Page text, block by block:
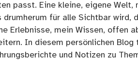
passt. Eine kleine, eigene Welt,
drumherum für alle Sichtbar wird,
Erlebnisse, mein Wissen, offen
In diesem persönlichen Blog
und Notizen zu